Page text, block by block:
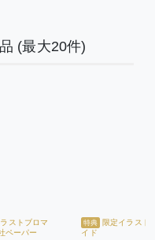
(最大20件)
ストブロマ
ペーパー
特典
限定イラスト
イド